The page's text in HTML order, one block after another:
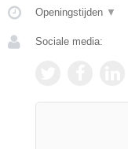
Openingstijden ▼
Sociale media: